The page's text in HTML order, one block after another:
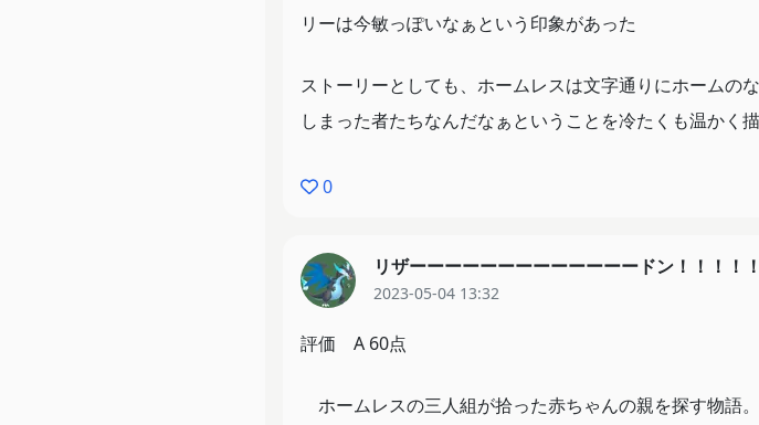
リーは今敏っぽいなぁという印象があった
ストーリーとしても、ホームレスは文字通りにホームの
しまった者たちなんだなぁということを冷たくも温かく
0
リザーーーーーーーーーーーーードン！！！！
2023-05-04 13:32
評価 A 60点
ホームレスの三人組が拾った赤ちゃんの親を探す物語